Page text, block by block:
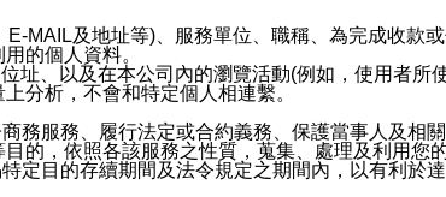
MAIL及地址等)、服務單位、職稱、為完成收款
的個人資料。
址、以及在本公司內的瀏覽活動(例如，使用者
分析，不會和特定個人相連繫。
務服務、履行法定或合約義務、保護當事人及相
的，依照各該服務之性質，蒐集、處理及利用您的
定目的存續期間及法令規定之期間內，以有利於